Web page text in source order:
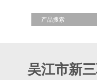
吴江市新